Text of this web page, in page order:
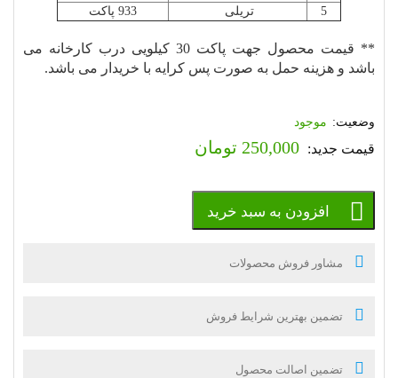
5
تریلی 933 پاکت
** قیمت محصول جهت پاکت 30 کیلویی درب کارخانه می
باشد و هزینه حمل به صورت پس کرایه با خریدار می باشد.
موجود
250,000 تومان
افزودن به سبد خرید
مشاور فروش محصولات
تضمین بهترین شرایط فروش
تضمین اصالت محصول